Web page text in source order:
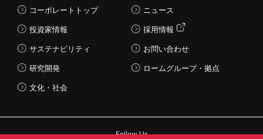
コーポレートトップ
投資家情報
サステナビリティ
研究開発
文化・社会
ニュース
採用情報
お問い合わせ
ロームグループ・拠点
Follow Us